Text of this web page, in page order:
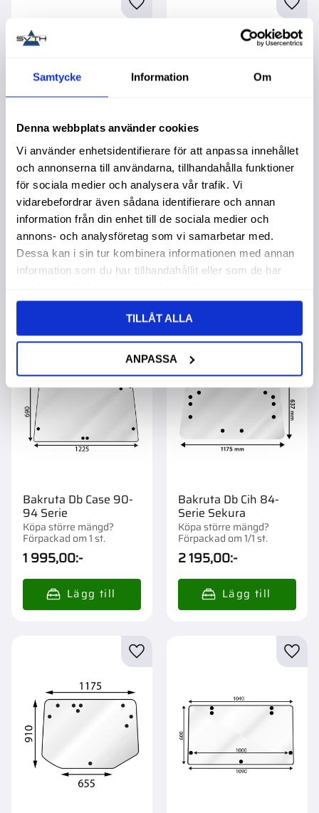
Samtycke Information Om
Denna webbplats använder cookies
Vi använder enhetsidentifierare för att anpassa innehållet
och annonserna till användarna, tillhandahålla funktioner
för sociala medier och analysera vår trafik. Vi
vidarebefordrar även sådana identifierare och annan
information från din enhet till de sociala medier och
annons- och analysföretag som vi samarbetar med.
Dessa kan i sin tur kombinera informationen med annan
information som du har tillhandahållit eller som de har
TILLÅT ALLA
ANPASSA
Backspegelarm Valtra
Mf 36307100
Köpa större mängd?
Förpackad om 1 st.
2 495,00:-
Lägg till i favoriter
Bakruta Cih Xl
Köpa större mängd?
Förpackad om 1 st.
1 195,00:-
Bakruta Db Case 90-
94 Serie
Köpa större mängd?
Förpackad om 1 st.
1 995,00:-
Lägg till i favoriter
Bakruta Db Cih 84-
Serie Sekura
Köpa större mängd?
Förpackad om 1/1 st.
2 195,00:-
Lägg till i favoriter